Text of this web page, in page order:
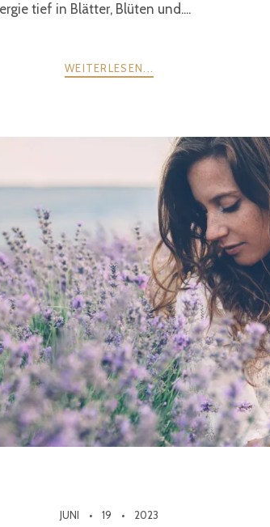
tief in Blätter, Blüten und....
WEITERLESEN...
JUNI 19 2023